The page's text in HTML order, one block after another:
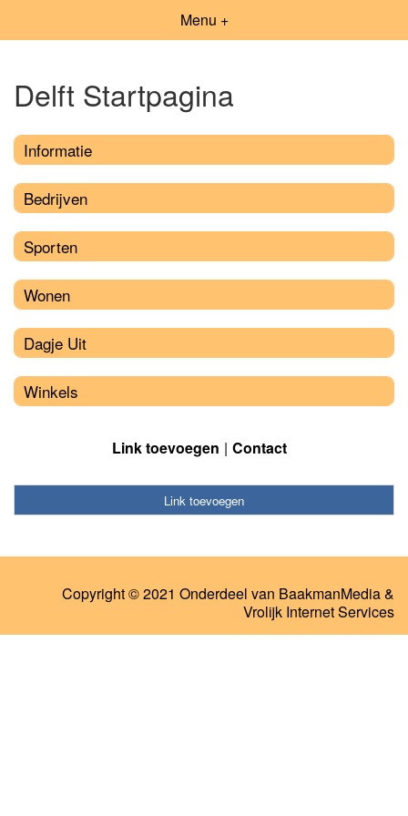
Menu +
Delft Startpagina
Informatie
Bedrijven
Sporten
Wonen
Dagje Uit
Winkels
Link toevoegen Contact
Link toevoegen
Copyright © 2021 Onderdeel van BaakmanMedia&
Vrolijk Internet Services